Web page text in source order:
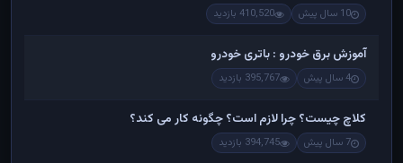
10 سال پیش 410,520 بازدید
آموزش برق خودرو : باتری خودرو
4 سال پیش 395,767 بازدید
کلاچ چیست؟ چرا لازم است؟ چگونه کار می کند؟
7 سال پیش 394,745 بازدید